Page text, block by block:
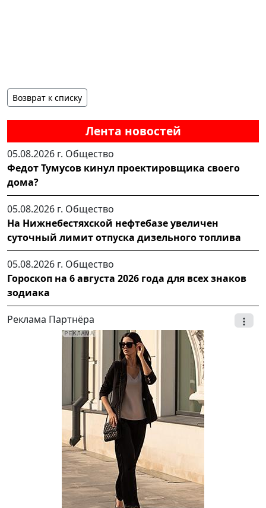
Лента новостей
05.08.2026 г. Общество
Федот Тумусов кинул проектировщика своего
дома?
05.08.2026 г. Общество
На Нижнебестяхской нефтебазе увеличен
суточный лимит отпуска дизельного топлива
05.08.2026 г. Общество
Гороскоп на 6 августа 2026 года для всех знаков
зодиака
Реклама Партнёра
Возврат к списку